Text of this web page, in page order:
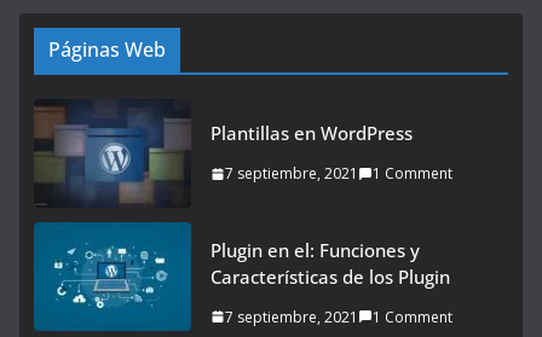
Páginas Web
Plantillas en WordPress
7 septiembre, 2021 1 Comment
Plugin en el: Funciones y
Características de los Plugin
7 septiembre, 2021 1 Comment